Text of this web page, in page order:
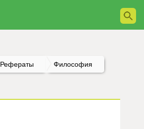
Рефераты Философия